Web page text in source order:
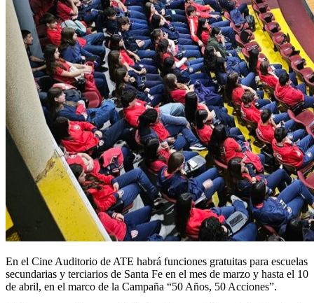
En el Cine Auditorio de ATE habrá funciones gratuitas para escuelas
secundarias y terciarios de Santa Fe en el mes de marzo y hasta el 10
de abril, en el marco de la Campaña “50 Años, 50 Acciones”.